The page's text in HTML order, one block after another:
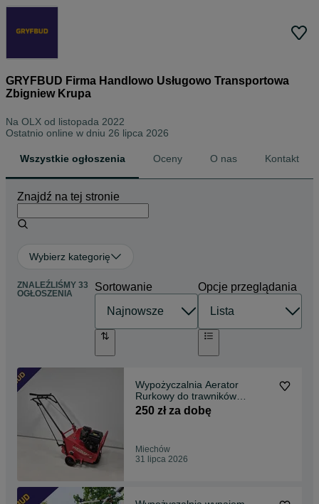
GRYFBUD Firma Handlowo Usługowo Transportowa
Zbigniew Krupa
Na OLX od listopada 2022
Ostatnio online w dniu 26 lipca 2026
Wszystkie ogłoszenia Oceny O nas Kontakt
Znajdź na tej stronie
Wybierz kategorię
ZNALEŹLIŚMY 33
OGŁOSZENIA
Sortowanie Opcje przeglądania
Wypożyczalnia Aerator
Rurkowy do trawników
Weibang - Wynajem Miechów
250 zł za dobę
Miechów
31 lipca 2026